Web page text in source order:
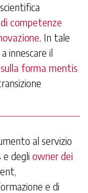
competenze
In tale
innescare il
forma mentis
al servizio
e degli owner dei
e di